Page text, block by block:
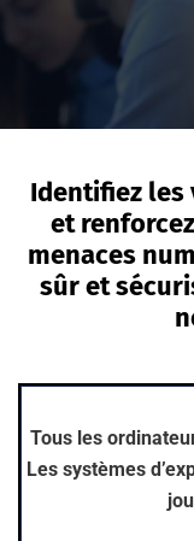
Identifiez
et
menaces
sûr et
Tous les
Les systèmes